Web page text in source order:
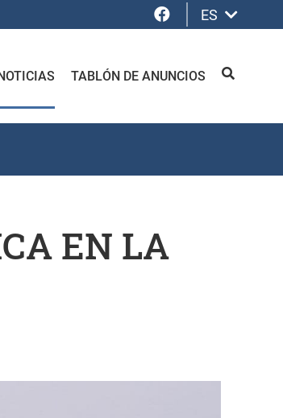
Facebook
ES
TABLÓN DE ANUNCIOS BUSCAR
EN LA